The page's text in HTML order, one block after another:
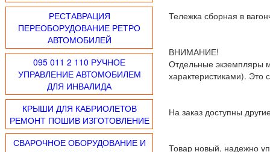
РЕСТАВРАЦИЯ
ПЕРЕОБОРУДОВАНИЕ РЕТРО
АВТОМОБИЛЕЙ
095 011 2 110 РУЧНОЕ
УПРАВЛЕНИЕ АВТОМОБИЛЕМ
ДЛЯ ИНВАЛИДА
КРЫШИ ДЛЯ КАБРИОЛЕТОВ
РЕМОНТ ПОШИВ ИЗГОТОВЛЕНИЕ
СВАРОЧНОЕ ОБОРУДОВАНИЕ И
Тележка сборная в
ВНИМАНИЕ!
Отдельные экземпляры
характеристиками). Это
На заказ доступны
Товар новый, надежно